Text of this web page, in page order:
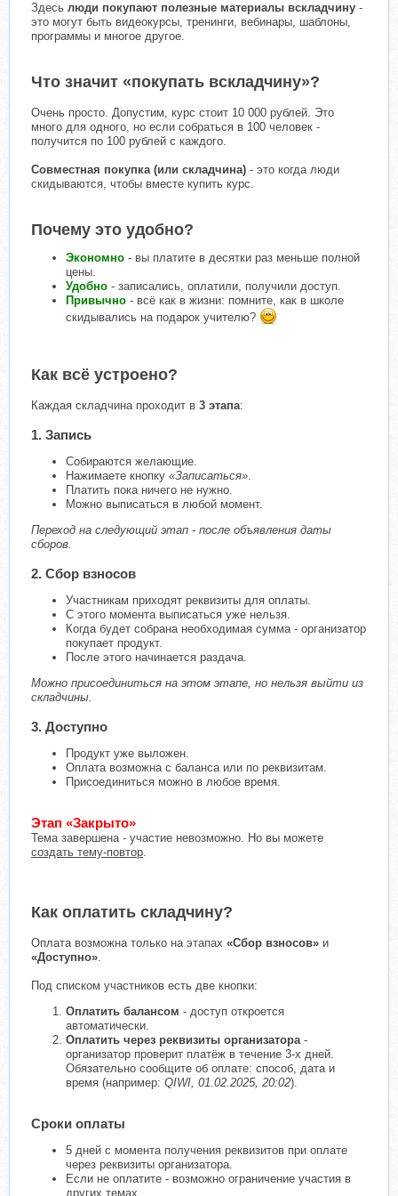
Здесь люди покупают полезные материалы вскладчину -
это могут быть видеокурсы, тренинги, вебинары, шаблоны,
программы и многое другое.
Что значит «покупать вскладчину»?
Очень просто. Допустим, курс стоит 10 000 рублей. Это
много для одного, но если собраться в 100 человек -
получится по 100 рублей с каждого.
Совместная покупка (или складчина) - это когда люди
скидываются, чтобы вместе купить курс.
Почему это удобно?
Экономно - вы платите в десятки раз меньше полной
цены.
Удобно - записались, оплатили, получили доступ.
Привычно - всё как в жизни: помните, как в школе
скидывались на подарок учителю?
Как всё устроено?
Каждая складчина проходит в 3 этапа:
1. Запись
Собираются желающие.
Нажимаете кнопку «Записаться».
Платить пока ничего не нужно.
Можно выписаться в любой момент.
Переход на следующий этап - после объявления даты
сборов.
2. Сбор взносов
Участникам приходят реквизиты для оплаты.
С этого момента выписаться уже нельзя.
Когда будет собрана необходимая сумма - организатор
покупает продукт.
После этого начинается раздача.
Можно присоединиться на этом этапе, но нельзя выйти из
складчины.
3. Доступно
Продукт уже выложен.
Оплата возможна с баланса или по реквизитам.
Присоединиться можно в любое время.
Этап «Закрыто»
Тема завершена - участие невозможно. Но вы можете
создать тему-повтор.
Как оплатить складчину?
Оплата возможна только на этапах «Сбор взносов» и
«Доступно».
Под списком участников есть две кнопки:
Оплатить балансом - доступ откроется
автоматически.
Оплатить через реквизиты организатора-
организатор проверит платёж в течение 3-х дней.
Обязательно сообщите об оплате: способ, дата и
время (например: QIWI, 01.02.2025, 20:02).
Сроки оплаты
5 дней с момента получения реквизитов при оплате
через реквизиты организатора.
Если не оплатите - возможно ограничение участия в
других темах.